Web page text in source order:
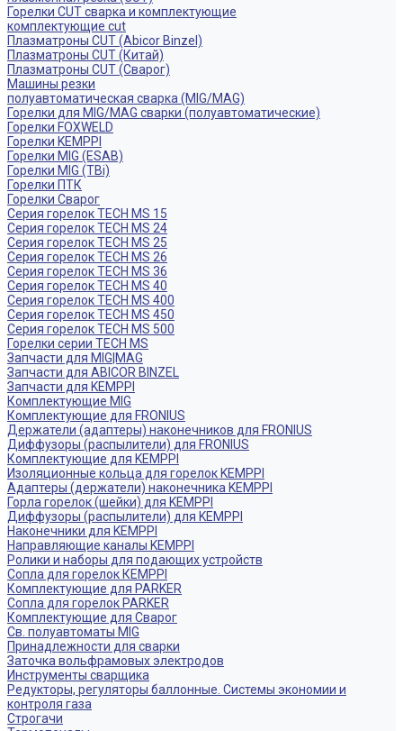
Горелки CUT сварка и комплектующие
комплектующие cut
Плазматроны CUT (Abicor Binzel)
Плазматроны CUT (Китай)
Плазматроны CUT (Сварог)
Машины резки
полуавтоматическая сварка (MIG/MAG)
Горелки для MIG/MAG сварки (полуавтоматические)
Горелки FOXWELD
Горелки KEMPPI
Горелки MIG (ESAB)
Горелки MIG (TBi)
Горелки ПТК
Горелки Сварог
Серия горелок TECH MS 15
Серия горелок TECH MS 24
Серия горелок TECH MS 25
Серия горелок TECH MS 26
Серия горелок TECH MS 36
Серия горелок TECH MS 40
Серия горелок TECH MS 400
Серия горелок TECH MS 450
Серия горелок TECH MS 500
Горелки серии TECH MS
Запчасти для MIG|MAG
Запчасти для ABICOR BINZEL
Запчасти для KEMPPI
Комплектующие MIG
Комплектующие для FRONIUS
Держатели (адаптеры) наконечников для FRONIUS
Диффузоры (распылители) для FRONIUS
Комплектующие для KEMPPI
Изоляционные кольца для горелок KEMPPI
Адаптеры (держатели) наконечника KEMPPI
Горла горелок (шейки) для KEMPPI
Диффузоры (распылители) для KEMPPI
Наконечники для KEMPPI
Направляющие каналы KEMPPI
Ролики и наборы для подающих устройств
Сопла для горелок КЕМPPI
Комплектующие для PARKER
Сопла для горелок PARKER
Комплектующие для Сварог
Св. полуавтоматы MIG
Принадлежности для сварки
Заточка вольфрамовых электродов
Инструменты сварщика
Редукторы, регуляторы баллонные. Системы экономии и
контроля газа
Строгачи